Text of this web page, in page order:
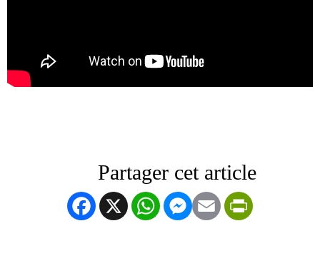
Facebook
X WhatsApp
Messenger
Email